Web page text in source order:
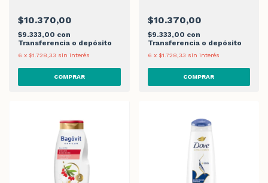
$10.370,00
$9.333,00 con
Transferencia o depósito
6 x $1.728,33 sin interés
$10.370,00
$9.333,00 con
Transferencia o depósito
6 x $1.728,33 sin interés